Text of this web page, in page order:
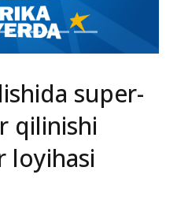
super-
qilinishi
loyihasi